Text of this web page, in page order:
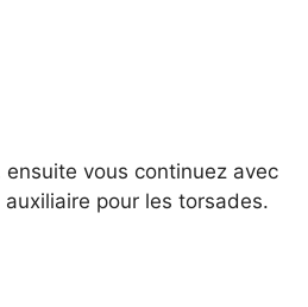
vous continuez avec
auxiliaire pour les torsades.